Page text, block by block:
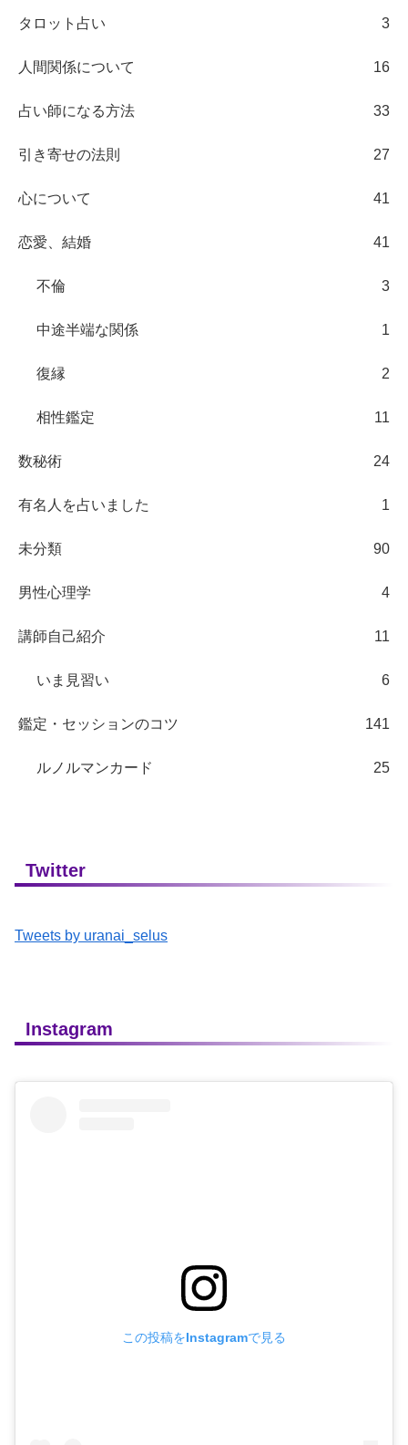
タロット占い 3
人間関係について 16
占い師になる方法 33
引き寄せの法則 27
心について 41
恋愛、結婚 41
不倫 3
中途半端な関係 1
復縁 2
相性鑑定 11
数秘術 24
有名人を占いました 1
未分類 90
男性心理学 4
講師自己紹介 11
いま見習い 6
鑑定・セッションのコツ 141
ルノルマンカード 25
Twitter
Tweets by uranai_selus
Instagram
この投稿をInstagramで見る